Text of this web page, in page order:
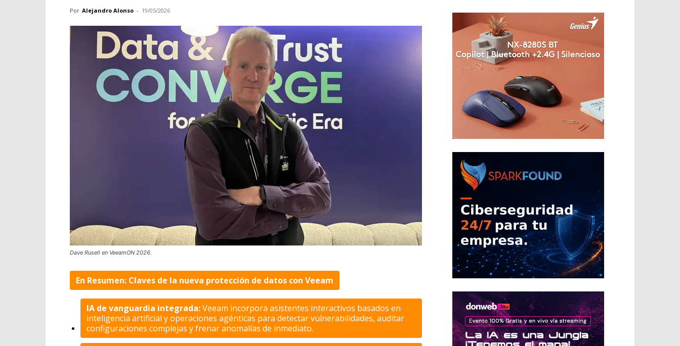
Por Alejandro Alonso - 19/05/2026
Dave Rusell en VeeamON 2026.
En Resumen: Claves de la nueva protección de datos con Veeam
IA de vanguardia integrada:Veeam incorpora asistentes interactivos basados en
inteligencia artificial y operaciones agénticas para detectar vulnerabilidades, auditar
configuraciones complejas y frenar anomalías de inmediato.